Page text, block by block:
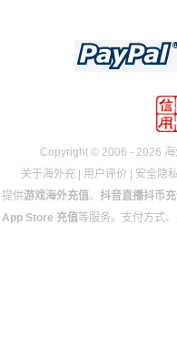
Copyright © 2006 - 2026
关于海外充
用户评价 安全隐私
提供游戏海外充值、 抖音直播抖币
App Store 充值等服务。支付方式